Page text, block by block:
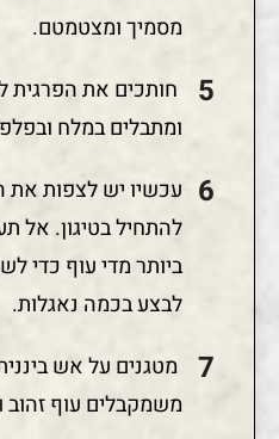
מסמיך ומצטמטם.
חותכים את הפרגית
ומתבלים במלח
עכשיו יש לצפות את
להתחיל בטיגון. אל
ביותר מדי עוף כדי
לבצע בכמה נאגלות.
משמקבלים עוף זהוב